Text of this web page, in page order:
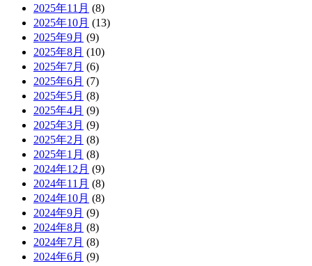
2025年11月 (8)
2025年10月 (13)
2025年9月 (9)
2025年8月 (10)
2025年7月 (6)
2025年6月 (7)
2025年5月 (8)
2025年4月 (9)
2025年3月 (9)
2025年2月 (8)
2025年1月 (8)
2024年12月 (9)
2024年11月 (8)
2024年10月 (8)
2024年9月 (9)
2024年8月 (8)
2024年7月 (8)
2024年6月 (9)